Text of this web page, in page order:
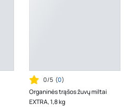
0/5 (0)
Organinės trąšos žuvų miltai
EXTRA, 1,8 kg